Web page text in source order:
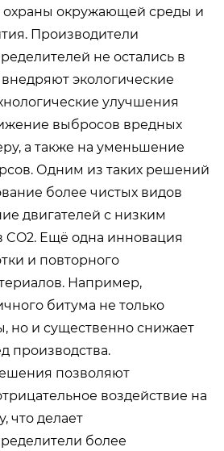
охраны окружающей среды и
Производители
не остались в
экологические
улучшения
выбросов вредных
а также на уменьшение
Одним из таких решений
более чистых видов
двигателей с низким
Ещё одна инновация
и повторного
Например,
битума не только
но и существенно снижает
производства.
позволяют
воздействие на
что делает
более